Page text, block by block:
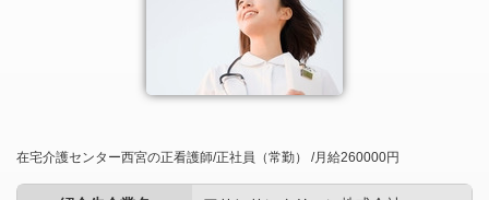
在宅介護センター西宮の正看護師/正社員（常勤） /月給260000円